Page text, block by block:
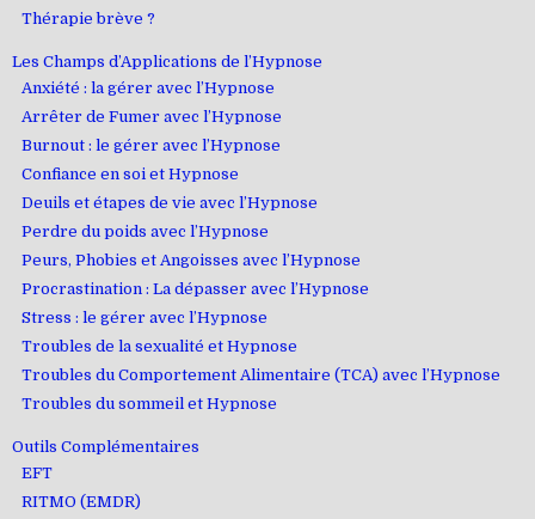
Thérapie brève ?
Les Champs d’Applications de l’Hypnose
Anxiété : la gérer avec l’Hypnose
Arrêter de Fumer avec l’Hypnose
Burnout : le gérer avec l’Hypnose
Confiance en soi et Hypnose
Deuils et étapes de vie avec l’Hypnose
Perdre du poids avec l’Hypnose
Peurs, Phobies et Angoisses avec l’Hypnose
Procrastination : La dépasser avec l’Hypnose
Stress : le gérer avec l’Hypnose
Troubles de la sexualité et Hypnose
Troubles du Comportement Alimentaire (TCA) avec l’Hypnose
Troubles du sommeil et Hypnose
Outils Complémentaires
EFT
RITMO (EMDR)